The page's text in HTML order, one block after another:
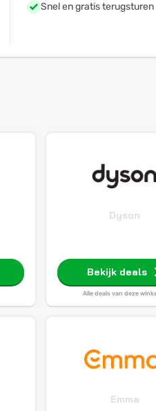
Snel en gratis terugsturen
Dyson
Bekijk deals
Alle deals van deze
Emma